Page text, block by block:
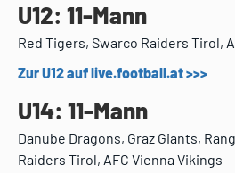
U12: 11-Mann
Red Tigers, Swarco Raiders Tirol,
Zur U12 auf live.football.at >>>
U14: 11-Mann
Danube Dragons, Graz Giants,
Raiders Tirol, AFC Vienna Vikings